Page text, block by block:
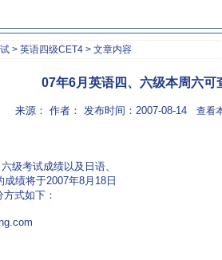
> 英语四级CET4 > 文章内容
07年6月英语四、六级本周六可
来源： 作者： 发布时间：2007-08-14 查看
级考试成绩以及日语、
绩将于2007年8月18日
式如下：